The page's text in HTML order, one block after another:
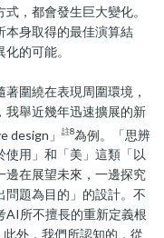
，都會發生巨大變化。
本身取得的最佳演算結
的可能。
圍繞在表現周圍環境，
我舉近幾年迅速擴展的新
design」註8為例。「思辨
用」和「美」這類「以
邊在展望未來，一邊探究
問題為目的」的設計。不
AI所不擅長的重新定義根
外，我們所認知的，從